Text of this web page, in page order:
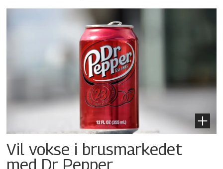
Vil vokse i brusmarkedet
med Dr Pepper